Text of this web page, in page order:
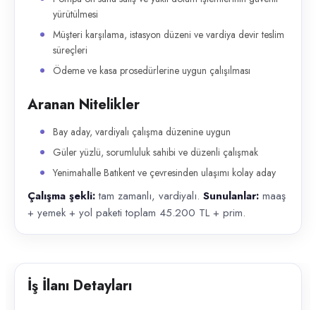
yürütülmesi
Müşteri karşılama, istasyon düzeni ve vardiya devir teslim
süreçleri
Ödeme ve kasa prosedürlerine uygun çalışılması
Aranan Nitelikler
Bay aday, vardiyalı çalışma düzenine uygun
Güler yüzlü, sorumluluk sahibi ve düzenli çalışmak
Yenimahalle Batıkent ve çevresinden ulaşımı kolay aday
Çalışma şekli:tam zamanlı, vardiyalı. Sunulanlar: maaş
+ yemek + yol paketi toplam 45.200 TL + prim.
İş İlanı Detayları